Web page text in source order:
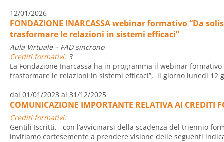
12/01/2026
FONDAZIONE INARCASSA webinar formativo “Da
trasformare le relazioni in sistemi efficaci”
Aula Virtuale – FAD sincrono
Crediti formativi:3
La Fondazione Inarcassa ha in programma il webinar formativo
trasformare le relazioni in sistemi efficaci”, il giorno lunedì 12
dal 01/01/2023 al 31/12/2025
COMUNICAZIONE IMPORTANTE RELATIVA AI CREDITI
Crediti formativi:
Gentili Iscritti, con l’avvicinarsi della scadenza del triennio
invitiamo cortesemente a prendere visione delle seguenti